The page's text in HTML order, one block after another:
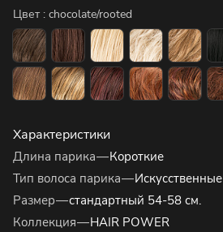
Цвет : chocolate/rooted
Характеристики
Длина парика—Короткие
Тип волоса парика—Искусственные
Размер—стандартный 54-58 см.
Коллекция—HAIR POWER